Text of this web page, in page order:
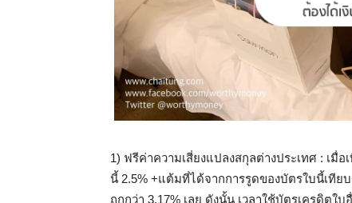
1) ฟรีค่าความเสี่ยงแปลงสกุลต่างประเทศ : เมื่
นี้ 2.5% +แต้มที่ได้จากการรูดของบัตรใบนี้เทีย
ถูกกว่า 3.17% เลย ดังนั้น เวลาใช้บัตรเครดิต